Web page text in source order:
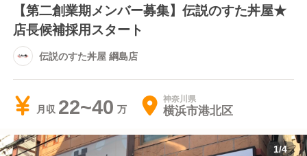
【第二創業期メンバー募集】伝説のすた丼屋★
店長候補採用スタート
伝説のすた丼屋 綱島店
月収 22~40 神奈川県
横浜市港北区
1/4